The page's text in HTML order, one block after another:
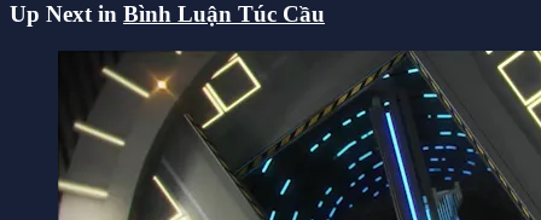
Up Next in Bình Luận Túc Cầu